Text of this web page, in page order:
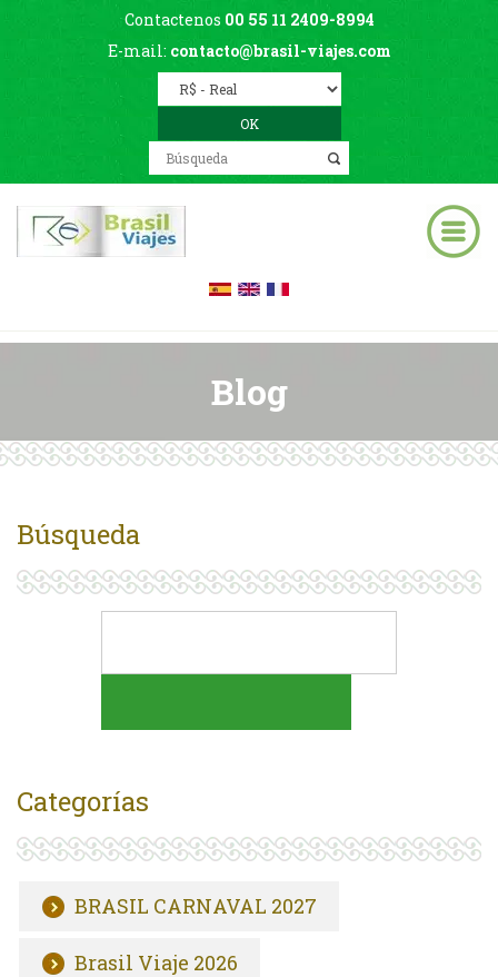
Contactenos 00 55 11 2409-8994
E-mail: contacto@brasil-viajes.com
Blog
Búsqueda
Categorías
BRASIL CARNAVAL 2027
Brasil Viaje 2026